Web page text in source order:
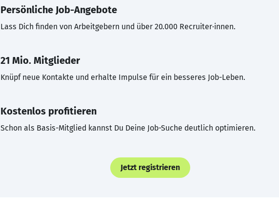
Persönliche Job-Angebote
Lass Dich finden von Arbeitgebern und über 20.000 Recruiter·innen.
21 Mio. Mitglieder
Knüpf neue Kontakte und erhalte Impulse für ein besseres Job-Leben.
Kostenlos profitieren
Schon als Basis-Mitglied kannst Du Deine Job-Suche deutlich optimieren.
Jetzt registrieren